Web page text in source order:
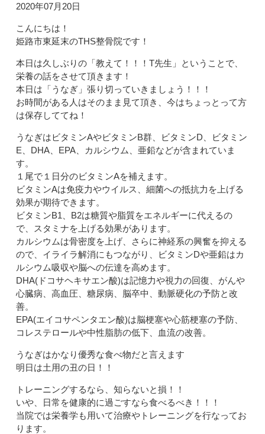
2020年07月20日
こんにちは！
姫路市東延末のTHS整骨院です！
本日は久しぶりの「教えて！！！T先生」ということで、
栄養の話をさせて頂きます！
本日は「うなぎ」張り切っていきましょう！！！
お時間がある人はそのまま見て頂き、今はちょっとって方
は保存しててね！
うなぎはビタミンAやビタミンB群、ビタミンD、ビタミン
E、DHA、EPA、カルシウム、亜鉛などが含まれていま
す。
１尾で１日分のビタミンAを補えます。
ビタミンAは免疫力やウイルス、細菌への抵抗力を上げる
効果が期待できます。
ビタミンB1、B2は糖質や脂質をエネルギーに代えるの
で、スタミナを上げる効果があります。
カルシウムは骨密度を上げ、さらに神経系の興奮を抑える
ので、イライラ解消にもつながり、ビタミンDや亜鉛はカ
ルシウム吸収や脳への伝達を高めます。
DHA(ドコサヘキサエン酸)は記憶力や視力の回復、がんや
心臓病、高血圧、糖尿病、脳卒中、動脈硬化の予防と改
善。
EPA(エイコサペンタエン酸)は脳梗塞や心筋梗塞の予防、
コレステロールや中性脂肪の低下、血流の改善。
うなぎはかなり優秀な食べ物だと言えます
明日は土用の丑の日！！
トレーニングするなら、知らないと損！！
いや、日常を健康的に過ごすなら食べるべき！！！
当院では栄養学も用いて治療やトレーニングを行なってお
ります。